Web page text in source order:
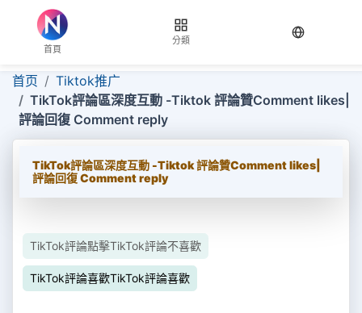
首頁
分類
当前语言
首页
Tiktok推广
TikTok評論區深度互動 -Tiktok 評論贊Comment likes|
評論回復 Comment reply
TikTok評論區深度互動 -Tiktok 評論贊Comment likes|
評論回復 Comment reply
TikTok評論點擊TikTok評論不喜歡
TikTok評論喜歡TikTok評論喜歡